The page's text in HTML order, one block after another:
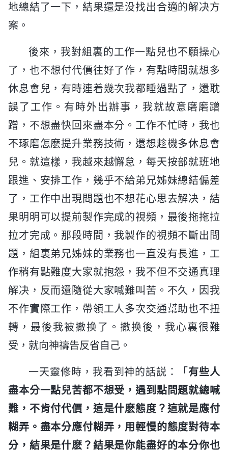
地總結了一下，結果還是没找出合適的解决方
案。
後來，我對組裏的工作一點兒也不願操心
了，也不想付代價往好了作，有點時間就想多
休息會兒，有時連着幾次我都睡過點了，還耽
誤了工作。有時外出辦事，我就故意磨磨蹭
蹭，不想盡快回來盡本分。工作不忙時，我也
不琢磨怎麽提升業務技術，還想趁機多休息會
兒。就這樣，我越來越懈怠，每天按部就班地
跟進、安排工作，幾乎不給弟兄姊妹總結偏差
了，工作中出現問題也不想花心思去解决，結
果明明可以提前製作完成的視頻，最後拖拖拉
拉才完成。那段時間，我製作的視頻不斷出問
題，組裏弟兄姊妹的業務也一直没有長進，工
作稍有點難度大家就抱怨，我不但不交通真理
解决，反而還隨從大家喊難叫苦。不久，因我
不作實際工作，帶領工人多次交通幫助也不扭
轉，最後我被撤换了。撤换後，我心裏很難
受，就向神禱告反省自己。
一天靈修時，我看到神的話説：「 有些人
盡本分一點兒苦都不想受，遇到點問題就總喊
難，不肯付代價，這是什麽態度？這就是應付
糊弄。盡本分應付糊弄，用輕慢的態度對待本
分，結果是什麽？結果是你能盡好的本分你也